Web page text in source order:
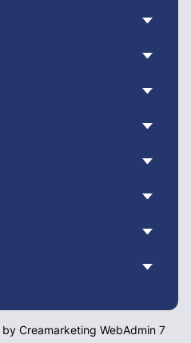
by Creamarketing WebAdmin 7